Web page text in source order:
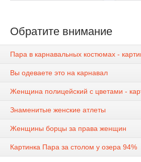
Обратите внимание
Пара в карнавальных костюмах -
Вы одеваете это на карнавал
Женщина полицейский с цветами -
Знаменитые женские атлеты
Женщины борцы за права женщин
Картинка Пара за столом у озера 94%